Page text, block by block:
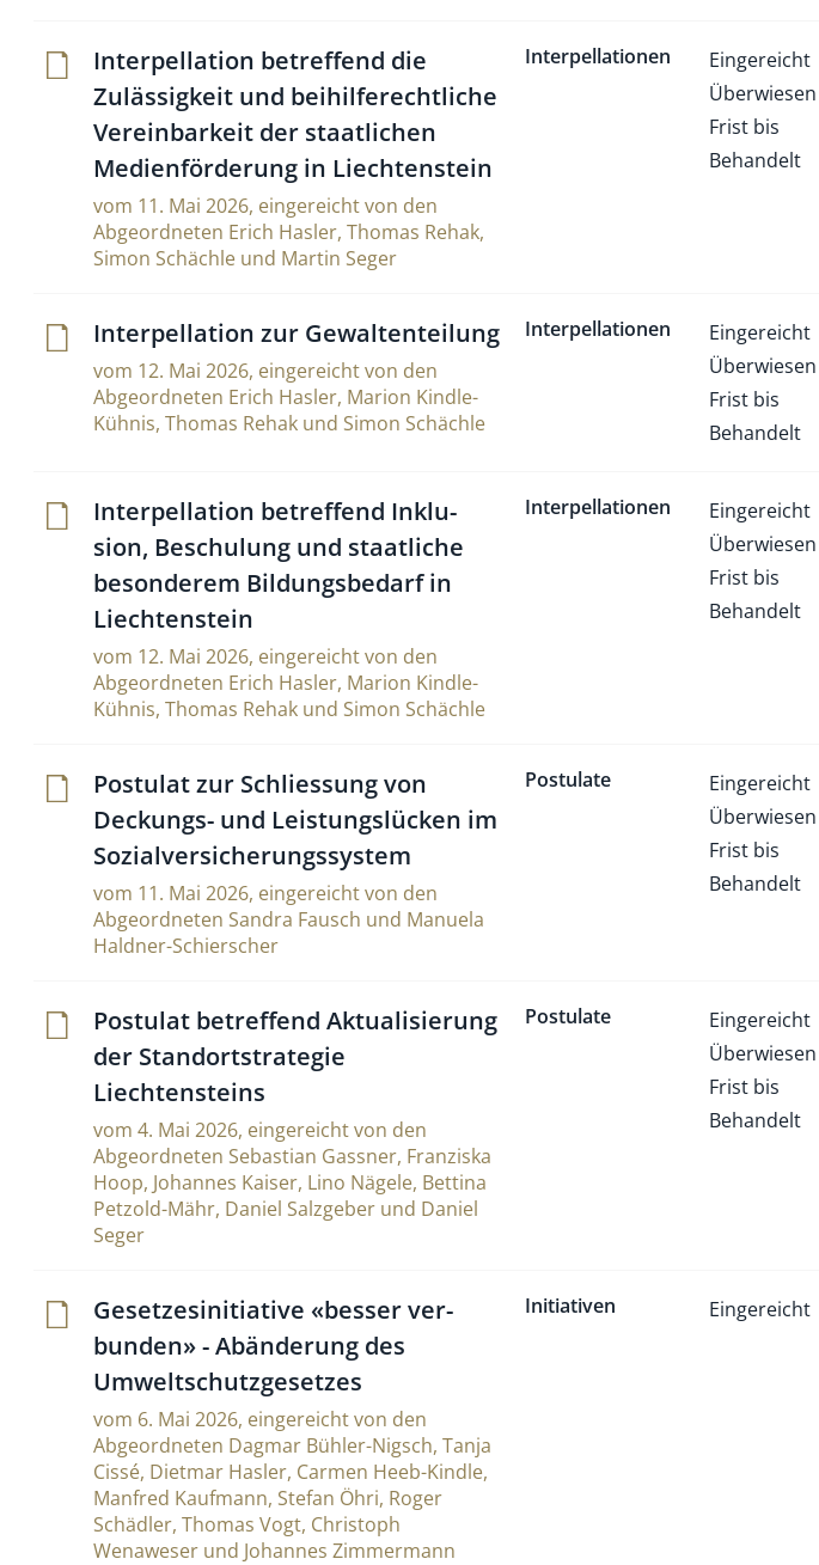
Inter­pel­la­tion betref­fend die
Zuläs­sig­keit und bei­hil­fe­recht­liche
Ver­ein­bar­keit der staat­li­chen
Medi­en­för­de­rung in Liechtenstein
vom 11. Mai 2026, eingereicht von den
Abgeordneten Erich Hasler, Thomas Rehak,
Simon Schächle und Martin Seger
Interpellationen Eingereicht
Überwiesen
Frist bis
Behandelt
Inter­pel­la­tion zur Gewaltenteilung
vom 12. Mai 2026, eingereicht von den
Abgeordneten Erich Hasler, Marion Kindle-
Kühnis, Thomas Rehak und Simon Schächle
Interpellationen Eingereicht
Überwiesen
Frist bis
Behandelt
Inter­pel­la­tion betref­fend Inklu­
sion, Beschu­lung und staat­liche
beson­derem Bil­dungs­be­darf in
Liechtenstein
vom 12. Mai 2026, eingereicht von den
Abgeordneten Erich Hasler, Marion Kindle-
Kühnis, Thomas Rehak und Simon Schächle
Interpellationen Eingereicht
Überwiesen
Frist bis
Behandelt
Postulat zur Sch­lies­sung von
Deckungs- und Lei­stungs­lücken im
Sozialversicherungssystem
vom 11. Mai 2026, eingereicht von den
Abgeordneten Sandra Fausch und Manuela
Haldner-Schierscher
Postulate Eingereicht
Überwiesen
Frist bis
Behandelt
Postulat betref­fend Aktua­li­sie­rung
der Stand­ort­stra­tegie
Liechtensteins
vom 4. Mai 2026, eingereicht von den
Abgeordneten Sebastian Gassner, Franziska
Hoop, Johannes Kaiser, Lino Nägele, Bettina
Petzold-Mähr, Daniel Salzgeber und Daniel
Seger
Postulate Eingereicht
Überwiesen
Frist bis
Behandelt
Geset­ze­si­ni­tia­tive «besser ver­
bunden» - Abän­de­rung des
Umweltschutzgesetzes
vom 6. Mai 2026, eingereicht von den
Abgeordneten Dagmar Bühler-Nigsch, Tanja
Cissé, Dietmar Hasler, Carmen Heeb-Kindle,
Manfred Kaufmann, Stefan Öhri, Roger
Schädler, Thomas Vogt, Christoph
Wenaweser und Johannes Zimmermann
Initiativen Eingereicht